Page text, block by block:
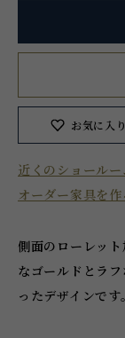
お気に入り
近くのショール
オーダー家具を作
側面のローレッ
なゴールドとラ
ったデザインです。